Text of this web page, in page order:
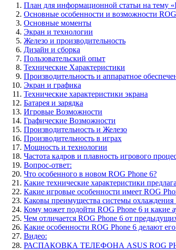
План для информационной статьи на тему
Основные особенности и возможности
Основные моменты
Экран и технологии
Железо и производительность
Дизайн и сборка
Пользовательский опыт
Технические Характеристики
Производительность и аппаратное
Экран и графика
Технические характеристики экрана
Батарея и зарядка
Игровые Возможности
Графические Возможности
Производительность и Железо
Производительность в играх
Мощность и технологии
Частота кадров и плавность игрового
Вопрос-ответ:
Что особенного в новом ROG Phone 6?
Какие технические характеристики
Какие игровые особенности имеет ROG
Каковы преимущества системы охлаждения
Кому может подойти ROG Phone 6 и какие
Чем отличается ROG Phone 6 от
Какие особенности ROG Phone 6 делают
Видео:
РАСПАКОВКА ТЕЛЕФОНА ASUS ROG